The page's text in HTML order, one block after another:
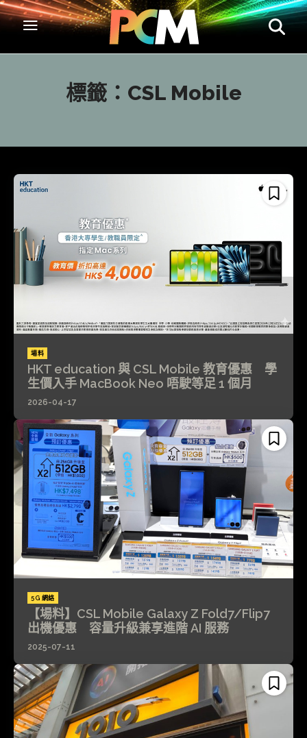
標籤： CSL Mobile
場料
HKT education 與 CSL Mobile 教育優惠 學
生價入手 MacBook Neo 唔駛等足 1 個月
2026-04-17
5G 網絡
【場料】CSL Mobile Galaxy Z Fold7/Flip7
出機優惠 容量升級兼享進階 AI 服務
2025-07-11